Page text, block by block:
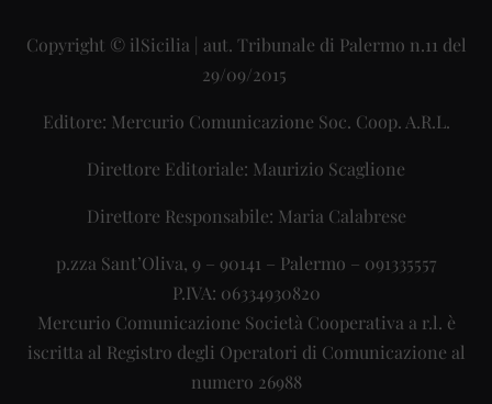
Copyright © ilSicilia | aut. Tribunale di Palermo n.11 del
29/09/2015
Editore: Mercurio Comunicazione Soc. Coop. A.R.L.
Direttore Editoriale: Maurizio Scaglione
Direttore Responsabile: Maria Calabrese
p.zza Sant’Oliva, 9 – 90141 – Palermo – 091335557
P.IVA: 06334930820
Mercurio Comunicazione Società Cooperativa a r.l. è
iscritta al Registro degli Operatori di Comunicazione al
numero 26988